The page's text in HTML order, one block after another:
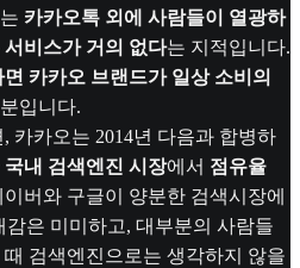
카카오톡 외에 사람들이 열광하
비스가 거의 없다는 지적입니다.
카카오 브랜드가 일상 소비의
입니다.
카카오는 2014년 다음과 합병하
국내 검색엔진 시장에서 점유율
버와 구글이 양분한 검색시장에
은 미미하고, 대부분의 사람들
검색엔진으로는 생각하지 않을